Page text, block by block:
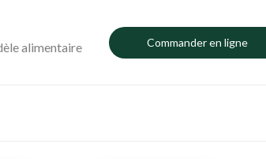
alimentaire Commander en ligne